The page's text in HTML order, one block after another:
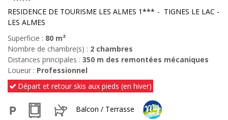
RESIDENCE DE TOURISME LES ALMES 1***
TIGNES LE LAC -
LES ALMES
Superficie : 80 m²
Nombre de chambre(s) : 2 chambres
Distances principales : 350 m des remontées mécaniques
Loueur : Professionnel
Départ et retour skis aux pieds (en hiver)
Balcon / Terrasse